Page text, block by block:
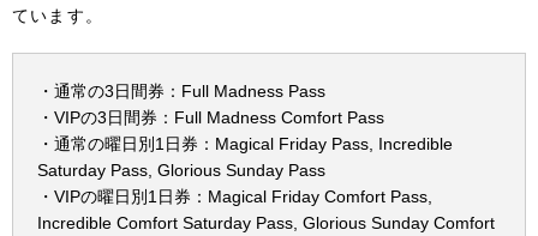
ています。
・通常の3日間券：Full Madness Pass
・VIPの3日間券：Full Madness Comfort Pass
・通常の曜日別1日券：Magical Friday Pass, Incredible
Saturday Pass, Glorious Sunday Pass
・VIPの曜日別1日券：Magical Friday Comfort Pass,
Incredible Comfort Saturday Pass, Glorious Sunday Comfort